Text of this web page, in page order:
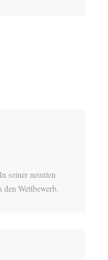
seiner neunten
Wettbewerb.